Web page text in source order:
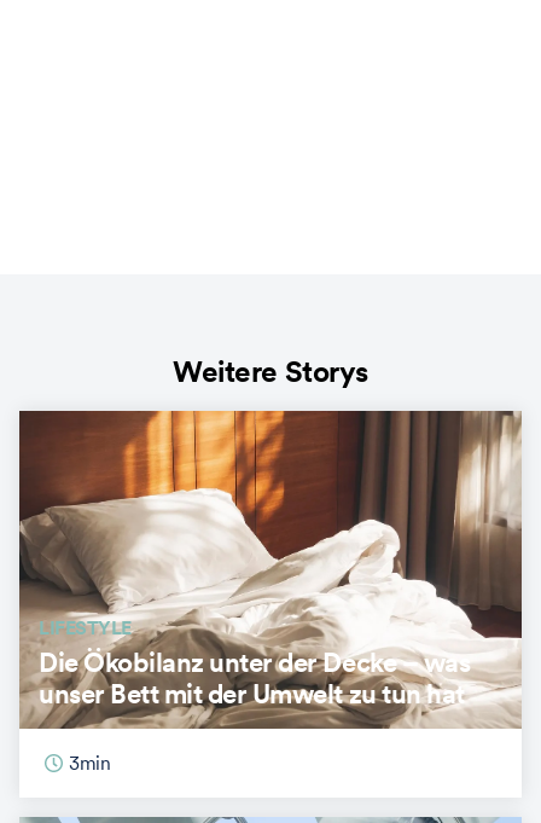
Weitere Storys
LIFESTYLE
Die Ökobilanz unter der Decke – was
unser Bett mit der Umwelt zu tun hat
3min